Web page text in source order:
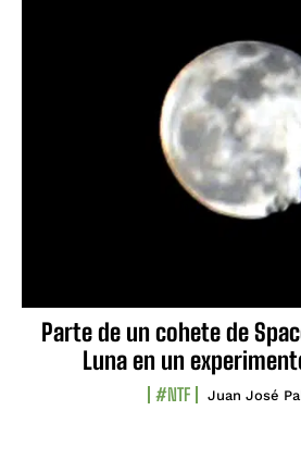
Parte de un cohete de
Luna en un
#NTF Juan José